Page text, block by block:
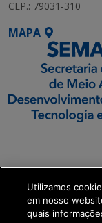
CEP.: 79031-310
MAPA
Transformação
get_footer();
Utilizamos
em nosso
quais